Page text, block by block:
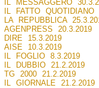
IL MESSAGGERO
IL FATTO QUOTIDIANO
LA REPUBBLICA
AGENPRESS 20.3.2019
DIRE 15.3.2019
AISE 10.3.2019
IL FOGLIO 8.3.2019
IL DUBBIO 21.2.2019
TG 2000 21.2.2019
IL GIORNALE 21.2.2019